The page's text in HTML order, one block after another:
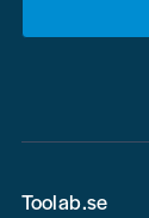
Toolab.se